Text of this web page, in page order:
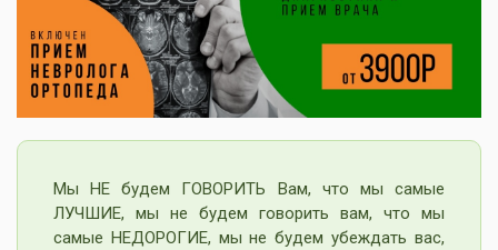
Мы НЕ будем ГОВОРИТЬ Вам, что мы самые
ЛУЧШИЕ, мы не будем говорить вам, что мы
самые НЕДОРОГИЕ, мы не будем убеждать вас,